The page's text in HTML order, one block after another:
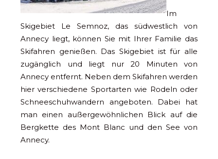
Im
Skigebiet Le Semnoz, das südwestlich von
Annecy liegt, können Sie mit Ihrer Familie das
Skifahren genießen. Das Skigebiet ist für alle
zugänglich und liegt nur 20 Minuten von
Annecy entfernt. Neben dem Skifahren werden
hier verschiedene Sportarten wie Rodeln oder
Schneeschuhwandern angeboten. Dabei hat
man einen außergewöhnlichen Blick auf die
Bergkette des Mont Blanc und den See von
Annecy.